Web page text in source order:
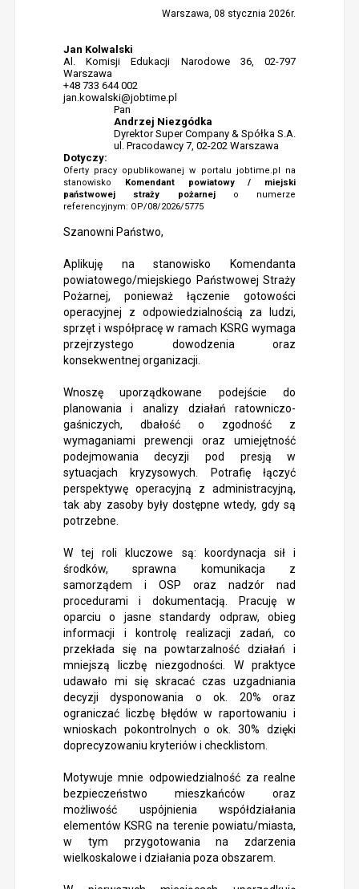
Warszawa, 08 stycznia 2026r.
Jan Kolwalski
Al. Komisji Edukacji Narodowe 36, 02-797
Warszawa
+48 733 644 002
jan.kowalski@jobtime.pl
Pan
Andrzej Niezgódka
Dyrektor Super Company & Spółka S.A.
ul. Pracodawcy 7, 02-202 Warszawa
Dotyczy:
Oferty pracy opublikowanej w portalu jobtime.pl na
stanowisko Komendant powiatowy / miejski
państwowej straży pożarnejo numerze
referencyjnym: OP/08/2026/5775
Szanowni Państwo,
Aplikuję na stanowisko Komendanta
powiatowego/miejskiego Państwowej Straży
Pożarnej, ponieważ łączenie gotowości
operacyjnej z odpowiedzialnością za ludzi,
sprzęt i współpracę w ramach KSRG wymaga
przejrzystego dowodzenia oraz
konsekwentnej organizacji.
Wnoszę uporządkowane podejście do
planowania i analizy działań ratowniczo-
gaśniczych, dbałość o zgodność z
wymaganiami prewencji oraz umiejętność
podejmowania decyzji pod presją w
sytuacjach kryzysowych. Potrafię łączyć
perspektywę operacyjną z administracyjną,
tak aby zasoby były dostępne wtedy, gdy są
potrzebne.
W tej roli kluczowe są: koordynacja sił i
środków, sprawna komunikacja z
samorządem i OSP oraz nadzór nad
procedurami i dokumentacją. Pracuję w
oparciu o jasne standardy odpraw, obieg
informacji i kontrolę realizacji zadań, co
przekłada się na powtarzalność działań i
mniejszą liczbę niezgodności. W praktyce
udawało mi się skracać czas uzgadniania
decyzji dysponowania o ok. 20% oraz
ograniczać liczbę błędów w raportowaniu i
wnioskach pokontrolnych o ok. 30% dzięki
doprecyzowaniu kryteriów i checklistom.
Motywuje mnie odpowiedzialność za realne
bezpieczeństwo mieszkańców oraz
możliwość uspójnienia współdziałania
elementów KSRG na terenie powiatu/miasta,
w tym przygotowania na zdarzenia
wielkoskalowe i działania poza obszarem.